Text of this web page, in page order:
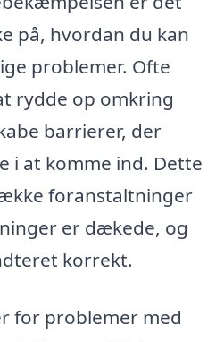
på, hvordan du kan
problemer. Ofte
rydde op omkring
barrierer, der
at komme ind. Dette
foranstaltninger
er dækede, og
korrekt.
for problemer med